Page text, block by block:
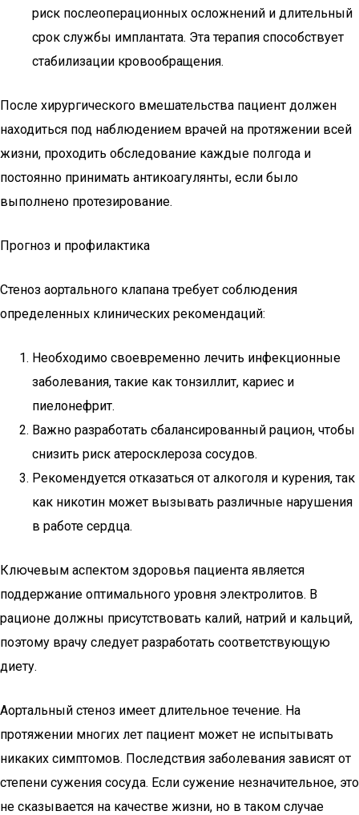
риск послеоперационных осложнений и длительный
срок службы имплантата. Эта терапия способствует
стабилизации кровообращения.
После хирургического вмешательства пациент должен
находиться под наблюдением врачей на протяжении всей
жизни, проходить обследование каждые полгода и
постоянно принимать антикоагулянты, если было
выполнено протезирование.
Прогноз и профилактика
Стеноз аортального клапана требует соблюдения
определенных клинических рекомендаций:
Необходимо своевременно лечить инфекционные
заболевания, такие как тонзиллит, кариес и
пиелонефрит.
Важно разработать сбалансированный рацион, чтобы
снизить риск атеросклероза сосудов.
Рекомендуется отказаться от алкоголя и курения, так
как никотин может вызывать различные нарушения
в работе сердца.
Ключевым аспектом здоровья пациента является
поддержание оптимального уровня электролитов. В
рационе должны присутствовать калий, натрий и кальций,
поэтому врачу следует разработать соответствующую
диету.
Аортальный стеноз имеет длительное течение. На
протяжении многих лет пациент может не испытывать
никаких симптомов. Последствия заболевания зависят от
степени сужения сосуда. Если сужение незначительное, это
не сказывается на качестве жизни, но в таком случае